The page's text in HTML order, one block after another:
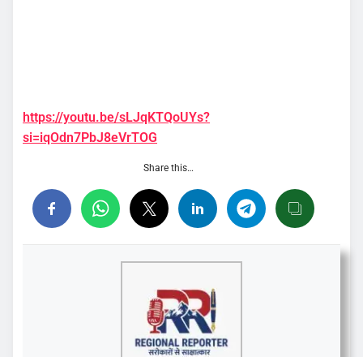
https://youtu.be/sLJqKTQoUYs?
si=iqOdn7PbJ8eVrTOG
Share this…